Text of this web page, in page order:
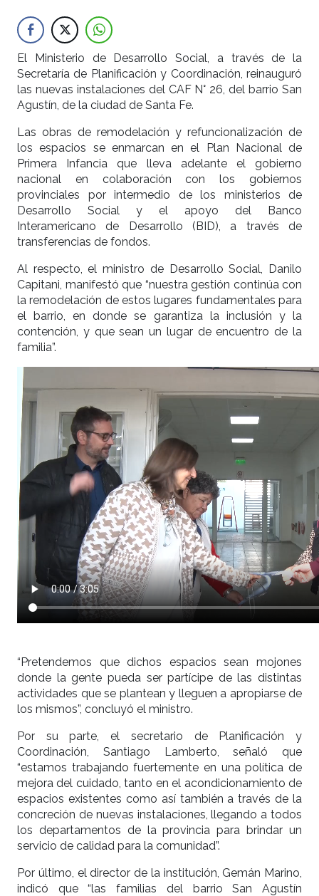
El Ministerio de Desarrollo Social, a través de la
Secretaría de Planificación y Coordinación, reinauguró
las nuevas instalaciones del CAF N° 26, del barrio San
Agustín, de la ciudad de Santa Fe.
Las obras de remodelación y refuncionalización de
los espacios se enmarcan en el Plan Nacional de
Primera Infancia que lleva adelante el gobierno
nacional en colaboración con los gobiernos
provinciales por intermedio de los ministerios de
Desarrollo Social y el apoyo del Banco
Interamericano de Desarrollo (BID), a través de
transferencias de fondos.
Al respecto, el ministro de Desarrollo Social, Danilo
Capitani, manifestó que “nuestra gestión continúa con
la remodelación de estos lugares fundamentales para
el barrio, en donde se garantiza la inclusión y la
contención, y que sean un lugar de encuentro de la
familia”.
“Pretendemos que dichos espacios sean mojones
donde la gente pueda ser partícipe de las distintas
actividades que se plantean y lleguen a apropiarse de
los mismos”, concluyó el ministro.
Por su parte, el secretario de Planificación y
Coordinación, Santiago Lamberto, señaló que
“estamos trabajando fuertemente en una política de
mejora del cuidado, tanto en el acondicionamiento de
espacios existentes como así también a través de la
concreción de nuevas instalaciones, llegando a todos
los departamentos de la provincia para brindar un
servicio de calidad para la comunidad”.
Por último, el director de la institución, Gemán Marino,
indicó que “las familias del barrio San Agustín